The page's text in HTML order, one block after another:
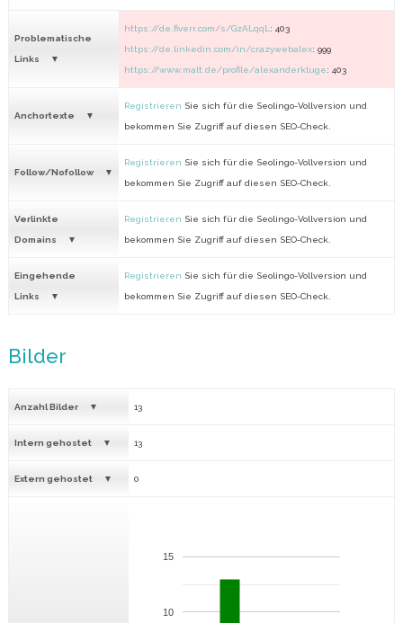
Problematische
Links
https://de.fiverr.com/s/GzALqqL : 403
https://de.linkedin.com/in/crazywebalex: 999
https://www.malt.de/profile/alexanderkluge: 403
Anchortexte
Registrieren Sie sich für die Seolingo-Vollversion und
bekommen Sie Zugriff auf diesen SEO-Check.
Follow/Nofollow
Registrieren Sie sich für die Seolingo-Vollversion und
bekommen Sie Zugriff auf diesen SEO-Check.
Verlinkte
Domains
Registrieren Sie sich für die Seolingo-Vollversion und
bekommen Sie Zugriff auf diesen SEO-Check.
Eingehende
Links
Registrieren Sie sich für die Seolingo-Vollversion und
bekommen Sie Zugriff auf diesen SEO-Check.
Bilder
Anzahl Bilder 13
Intern gehostet 13
Extern gehostet 0
10
15